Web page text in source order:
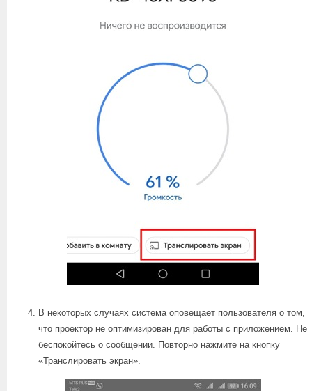
В некоторых случаях система оповещает пользователя о том,
что проектор не оптимизирован для работы с приложением. Не
беспокойтесь о сообщении. Повторно нажмите на кнопку
«Транслировать экран».